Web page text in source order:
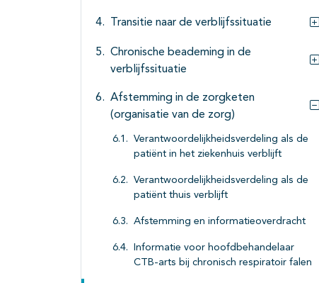
Transitie naar de verblijfssituatie
Chronische beademing in de
verblijfssituatie
Afstemming in de zorgketen
(organisatie van de zorg)
Verantwoordelijkheidsverdeling als de
patiënt in het ziekenhuis verblijft
Verantwoordelijkheidsverdeling als de
patiënt thuis verblijft
Afstemming en informatieoverdracht
Informatie voor hoofdbehandelaar
CTB-arts bij chronisch respiratoir falen